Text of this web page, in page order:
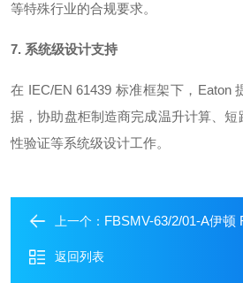
等特殊行业的合规要求。
7. 系统级设计支持
在 IEC/EN 61439 标准框架下，Eaton
据，协助盘柜制造商完成温升计算、
性验证等系统级设计工作。
上一个： FBSMV-63/2/01-A伊顿 FBSmV 型
返回列表